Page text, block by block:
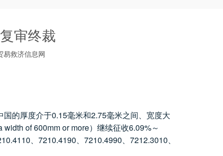
审终裁
易救济信息网
国的厚度介于0.15毫米和2.75毫米之间、宽度大
width of 600mm or more）继续征收6.09%～
7210.4190 7210.4990 7212.3010